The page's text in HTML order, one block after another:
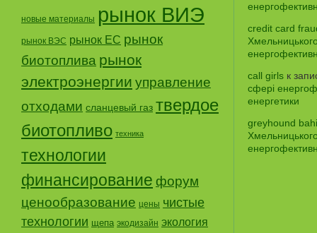
новые материалы рынок ВИЭ
рынок ВЭС рынок ЕС рынок
биотоплива рынок
электроэнергии управление
отходами сланцевый газ твердое
биотопливо техника
технологии
финансирование форум
ценообразование цены чистые
технологии щепа экодизайн экология
credit card
call girls к
сфері
енергетики
greyhound